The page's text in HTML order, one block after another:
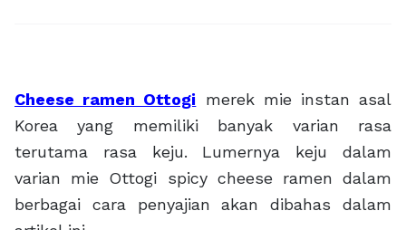
Cheese ramen Ottogi merek mie instan asal
Korea yang memiliki banyak varian rasa
terutama rasa keju. Lumernya keju dalam
varian mie Ottogi spicy cheese ramen dalam
berbagai cara penyajian akan dibahas dalam